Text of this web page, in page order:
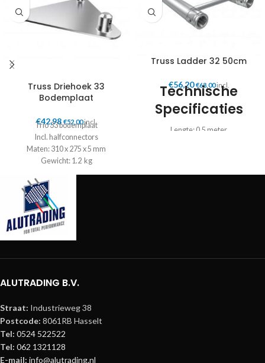
Truss Driehoek 33
Bodemplaat
€42,98 €52,00incl.
Trio 33 bodemplaat
Incl. halfconnectors
Maten: 310 x 275 x 5 mm
Gewicht: 1.2 kg
Truss Ladder 32 50cm
€56,20 €68,00incl.
Technische
Specificaties
Lengte: 0.5 meter
Diameter hoofdbuis: 50 mm
ALUTRADING B.V.
Straat: Industrieweg 38
Postcode: 8061RB Hasselt
Tel: 0524 522522
Tel: 062 1321128
E-mail: info@alutrading.nl